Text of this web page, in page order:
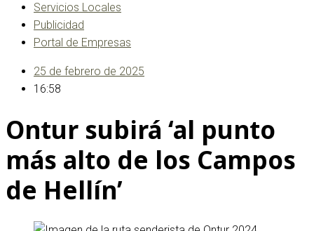
Servicios Locales
Publicidad
Portal de Empresas
25 de febrero de 2025
16:58
Ontur subirá ‘al punto
más alto de los Campos
de Hellín’